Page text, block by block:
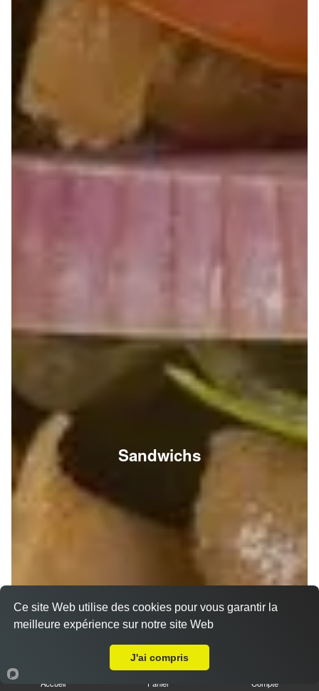
Sandwichs
Accueil Panier Compte
Ce site Web utilise des cookies pour vous garantir la
meilleure expérience sur notre site Web
J'ai compris